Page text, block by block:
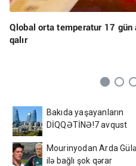
Qlobal orta temperatur 17 gün
qalır
Bakıda yaşayanların
DİQQƏTİNƏ!7 avqust
etibarən...
Mourinyodan Arda
ilə bağlı şok qərar